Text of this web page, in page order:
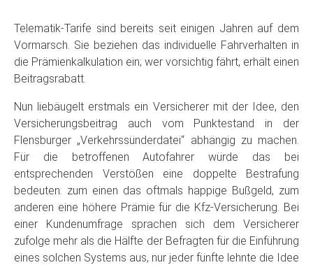
Telematik-Tarife sind bereits seit einigen Jahren auf dem
Vormarsch. Sie beziehen das individuelle Fahrverhalten in
die Prämienkalkulation ein; wer vorsichtig fährt, erhält einen
Beitragsrabatt.
Nun liebäugelt erstmals ein Versicherer mit der Idee, den
Versicherungsbeitrag auch vom Punktestand in der
Flensburger „Verkehrssünderdatei“ abhängig zu machen.
Für die betroffenen Autofahrer würde das bei
entsprechenden Verstößen eine doppelte Bestrafung
bedeuten: zum einen das oftmals happige Bußgeld, zum
anderen eine höhere Prämie für die Kfz-Versicherung. Bei
einer Kundenumfrage sprachen sich dem Versicherer
zufolge mehr als die Hälfte der Befragten für die Einführung
eines solchen Systems aus, nur jeder fünfte lehnte die Idee